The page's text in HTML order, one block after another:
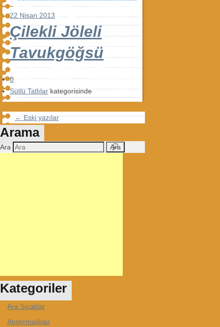
22 Nisan 2013
Çilekli Jöleli
Tavukgöğsü
0
Sütlü Tatlılar kategorisinde
← Eski yazılar
Arama
Ara
Kategoriler
Ara Sıcaklar
Atıştırmalıklar